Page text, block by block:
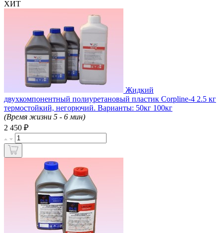
ХИТ
Жидкий
двухкомпонентный полиуретановый пластик Corpline-4 2.5 кг
термостойкий, негорючий. Варианты: 50кг 100кг
(Время жизни 5 - 6 мин)
2 450 ₽